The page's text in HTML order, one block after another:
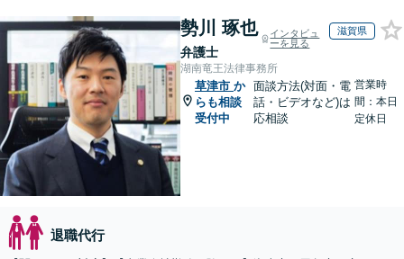
勢川 琢也
弁護士
インタビュ
ーを見る
滋賀県
湖南竜王法律事務所
草津市 か
らも相談
受付中
面談方法(対面・電
話・ビデオなど)は
応相談
営業時
間：本日
定休日
退職代行